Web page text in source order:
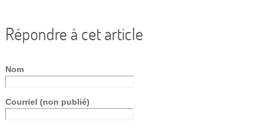
Répondre à cet article
Nom
Courriel (non publié)